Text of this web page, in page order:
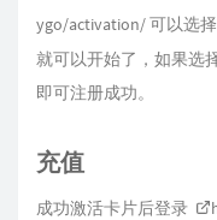
ygo/activation/可以选
就可以开始了，如果选
即可注册成功。
充值
成功激活卡片后登录